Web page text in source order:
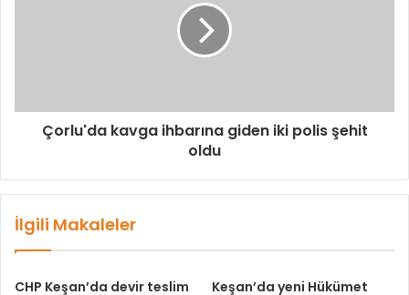
Çorlu'da kavga ihbarına giden iki polis şehit
oldu
İlgili Makaleler
CHP Keşan’da devir teslim
Keşan’da yeni Hükümet